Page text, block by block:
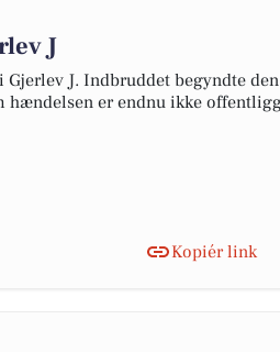
J
J. Indbruddet begyndte
hændelsen er endnu ikke
Kopiér link